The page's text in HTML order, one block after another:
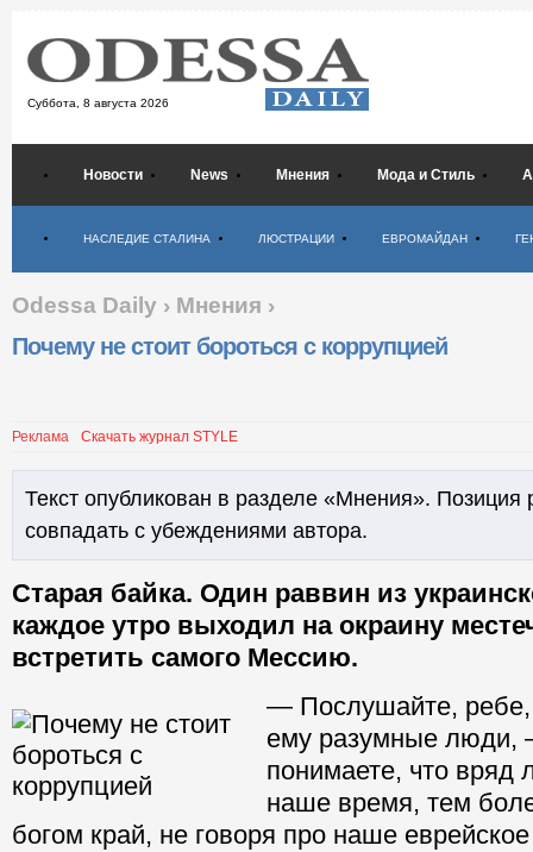
Суббота, 8 августа 2026
Новости News Мнения Мода и Стиль
НАСЛЕДИЕ СТАЛИНА ЛЮСТРАЦИИ ЕВРОМАЙДАН
Odessa Daily › Мнения ›
Почему не стоит бороться с коррупцией
Реклама Скачать журнал STYLE
Текст опубликован в разделе «Мнения». Позиция
совпадать с убеждениями автора.
Старая байка. Один раввин из
каждое утро выходил на окраину
встретить самого Мессию.
— Послушайте,
ему разумные
понимаете, что вряд
наше время, тем
богом край, не говоря про наше